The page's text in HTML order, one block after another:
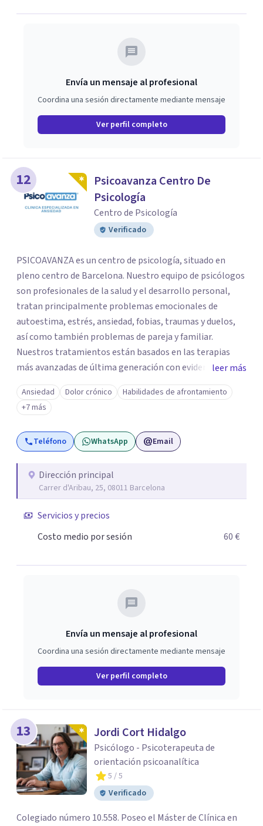
Envía un mensaje al profesional
Coordina una sesión directamente mediante mensaje
Ver perfil completo
12
Psicoavanza Centro De
Psicología
Centro de Psicología
Verificado
PSICOAVANZA es un centro de psicología, situado en
pleno centro de Barcelona. Nuestro equipo de psicólogos
son profesionales de la salud y el desarrollo personal,
tratan principalmente problemas emocionales de
autoestima, estrés, ansiedad, fobias, traumas y duelos,
así como también problemas de pareja y familiar.
Nuestros tratamientos están basados en las terapias
más avanzadas de última generación con evidencia
científica y con las técnicas más efectivas. Somos un
centro de referencia en los trastornos de ansiedad y
fobias, nuestro equipo ha desarrollado una terapia muy
innovadora y altamente efectiva para trabajar los
trastornos de ansiedad y fobias, integrando en la terapia
Hipnosis Clínica.
leer más
Ansiedad Dolor crónico
Habilidades de afrontamiento
+7 más
Teléfono WhatsApp Email
Dirección principal
Carrer d'Aribau, 25, 08011 Barcelona
Servicios y precios
Costo medio por sesión
60 €
Envía un mensaje al profesional
Coordina una sesión directamente mediante mensaje
Ver perfil completo
13 Jordi Cort Hidalgo
Psicólogo - Psicoterapeuta de
orientación psicoanalítica
5 / 5
Verificado
Colegiado número 10.558. Poseo el Máster de Clínica en